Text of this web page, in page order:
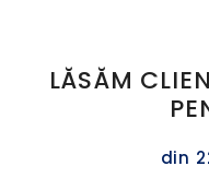
LĂSĂM
din